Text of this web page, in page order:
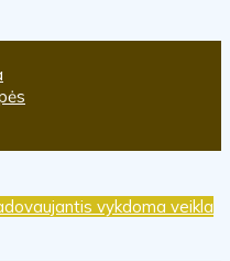
vykdoma veikla